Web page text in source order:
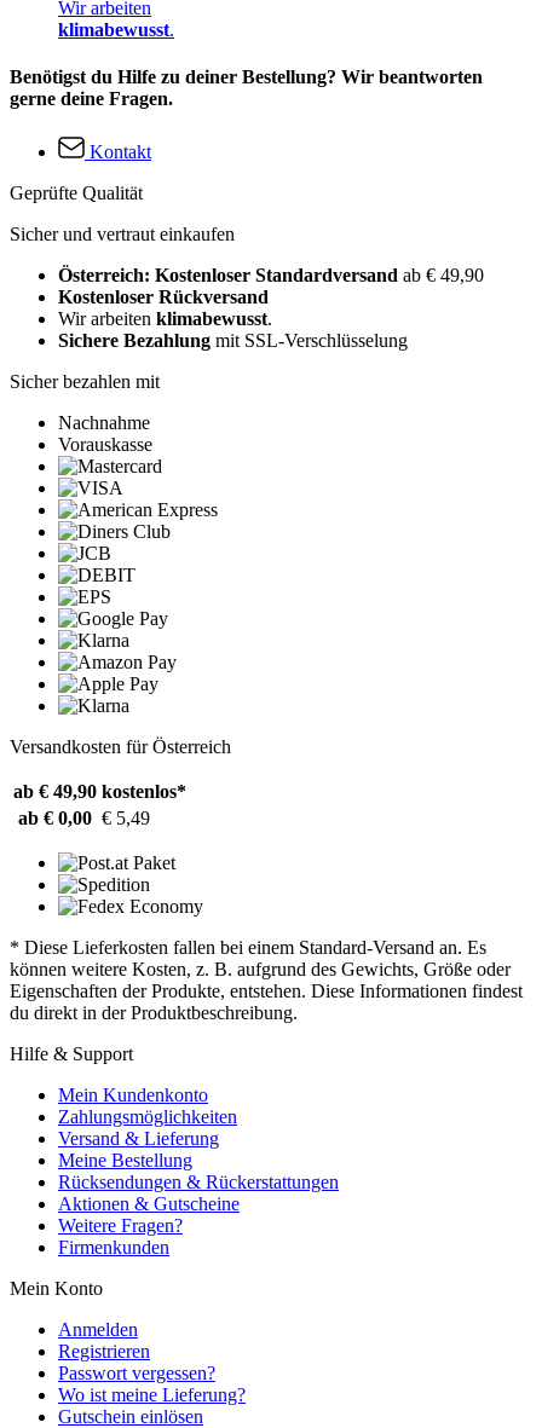
Wir arbeiten
klimabewusst.
Benötigst du Hilfe zu deiner Bestellung? Wir beantworten
gerne deine Fragen.
Kontakt
Geprüfte Qualität
Sicher und vertraut einkaufen
Österreich: Kostenloser Standardversand ab € 49,90
Kostenloser Rückversand
Wir arbeiten klimabewusst.
Sichere Bezahlung mit SSL-Verschlüsselung
Sicher bezahlen mit
Nachnahme
Vorauskasse
Versandkosten für Österreich
ab € 49,90 kostenlos*
ab € 0,00 € 5,49
* Diese Lieferkosten fallen bei einem Standard-Versand an. Es
können weitere Kosten, z. B. aufgrund des Gewichts, Größe oder
Eigenschaften der Produkte, entstehen. Diese Informationen findest
du direkt in der Produktbeschreibung.
Hilfe & Support
Mein Kundenkonto
Zahlungsmöglichkeiten
Versand & Lieferung
Meine Bestellung
Rücksendungen & Rückerstattungen
Aktionen & Gutscheine
Weitere Fragen?
Firmenkunden
Mein Konto
Anmelden
Registrieren
Passwort vergessen?
Wo ist meine Lieferung?
Gutschein einlösen